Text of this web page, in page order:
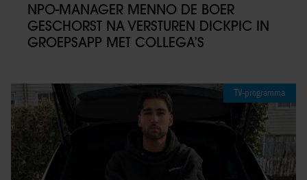
NPO-MANAGER MENNO DE BOER
GESCHORST NA VERSTUREN DICKPIC IN
GROEPSAPP MET COLLEGA’S
TV-programma